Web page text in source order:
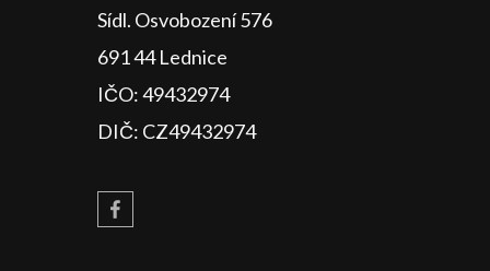
Sídl. Osvobození 576
691 44 Lednice
IČO: 49432974
DIČ: CZ49432974